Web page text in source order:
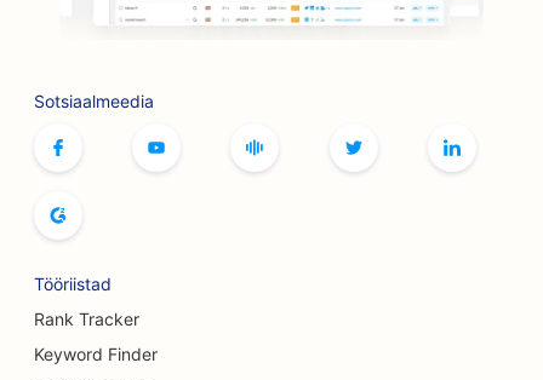
SEO raamatupoodidele
SEO leivaküpsetiste jaoks
SEO rindade suurendamise teenuste jaoks
SEO õlletehastele
Sotsiaalmeedia
Tööriistad
Rank Tracker
Keyword Finder